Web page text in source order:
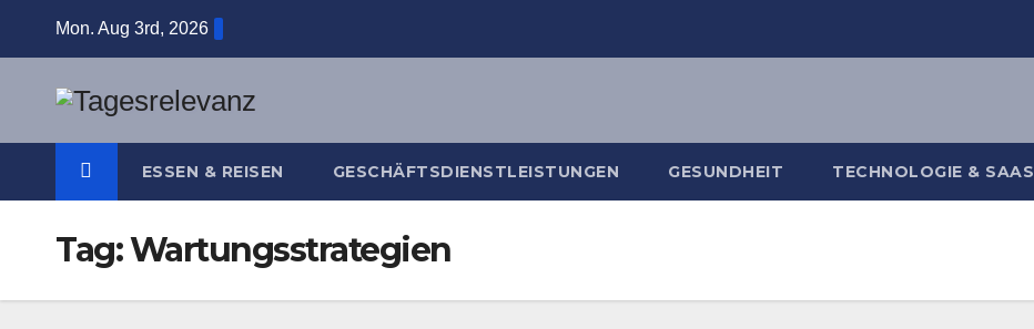
Mon. Aug 3rd, 2026
ESSEN & REISEN GESCHÄFTSDIENSTLEISTUNGEN GESUNDHEIT TECHNOLOGIE & SAAS
Tag:Wartungsstrategien